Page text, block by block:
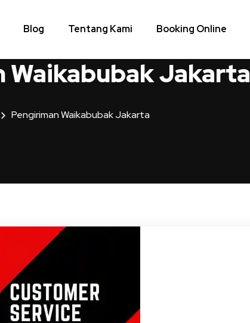
Blog Tentang Kami Booking Online
Waikabubak Jakarta
Pengiriman Waikabubak Jakarta